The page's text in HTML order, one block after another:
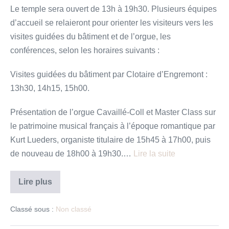
Esprit
Culture
samedi
septembre
2020
Le temple sera ouvert de 13h à 19h30. Plusieurs équipes
d’accueil se relaieront pour orienter les visiteurs vers les
visites guidées du bâtiment et de l’orgue, les
conférences, selon les horaires suivants :
Visites guidées du bâtiment par Clotaire d’Engremont :
13h30, 14h15, 15h00.
Présentation de l’orgue Cavaillé-Coll et Master Class sur
le patrimoine musical français à l’époque romantique par
Kurt Lueders, organiste titulaire de 15h45 à 17h00, puis
de nouveau de 18h00 à 19h30.…
Lire la suite
Lire plusProgramme
2020
de
Classé sous : Non classé